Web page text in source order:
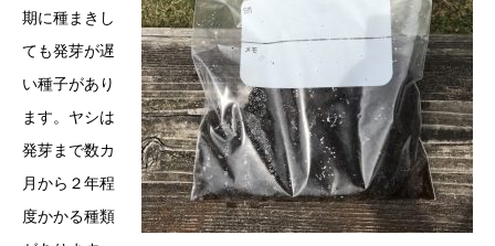
期に種まきし
ても発芽が遅
い種子があり
ます。ヤシは
発芽まで数カ
月から２年程
度かかる種類